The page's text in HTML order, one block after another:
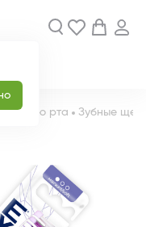
рта Зубные